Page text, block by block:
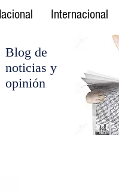
Internacional
Blog de
noticias y
opinión